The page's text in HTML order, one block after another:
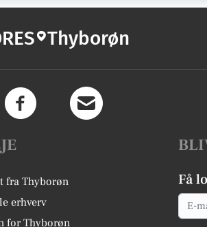
Thyborøn
fra Thyborøn
erhverv
for Thyborøn
Få
Email